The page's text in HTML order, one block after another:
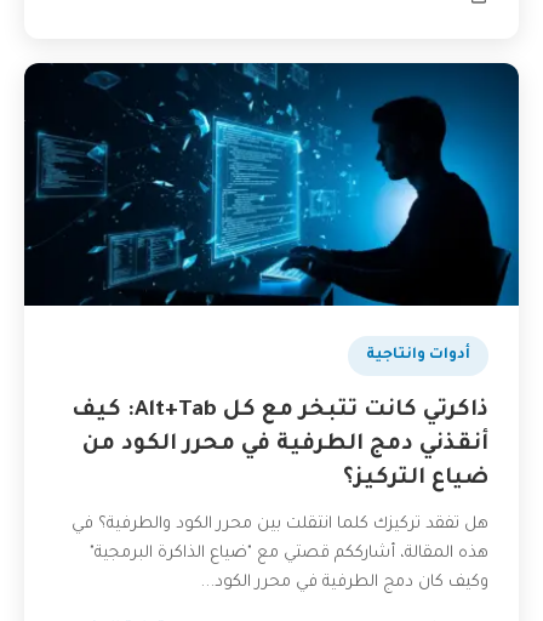
أدوات وانتاجية
ذاكرتي كانت تتبخر مع كل Alt+Tab: كيف
أنقذني دمج الطرفية في محرر الكود من
ضياع التركيز؟
هل تفقد تركيزك كلما انتقلت بين محرر الكود والطرفية؟ في
هذه المقالة، أشارككم قصتي مع "ضياع الذاكرة البرمجية"
وكيف كان دمج الطرفية في محرر الكود...